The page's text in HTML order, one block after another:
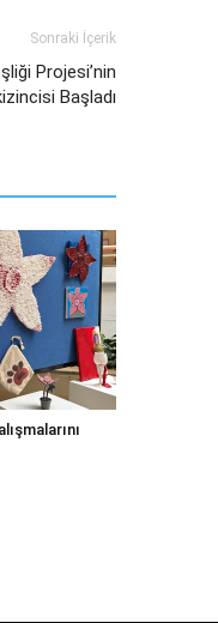
Sonraki İçerik
Projesi’nin
Başladı